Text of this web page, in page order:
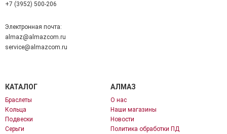
+7 (3952) 500-206
Электронная почта:
almaz@almazcom.ru
service@almazcom.ru
КАТАЛОГ
Браслеты
Кольца
Подвески
Серьги
АЛМАЗ
О нас
Наши магазины
Новости
Политика обработки ПД